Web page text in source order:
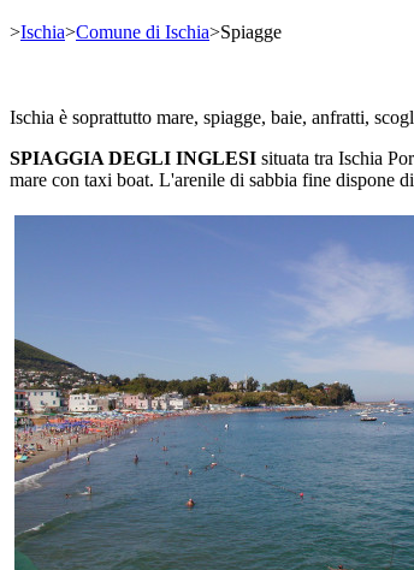
>Ischia>Comune di Ischia>Spiagge
Ischia è soprattutto mare, spiagge, baie, anfratti,
SPIAGGIA DEGLI INGLESI situata tra Ischia
mare con taxi boat. L'arenile di sabbia fine dispone